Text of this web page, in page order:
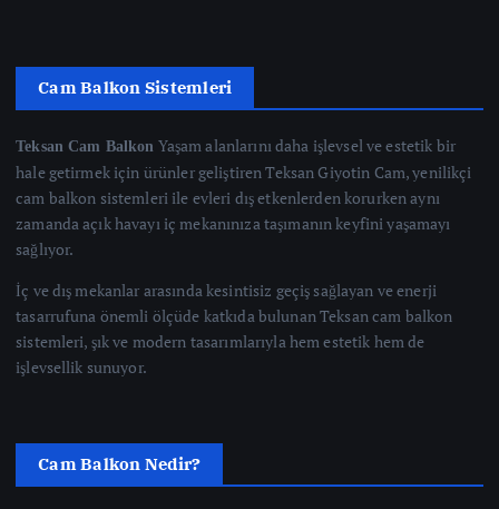
Cam Balkon Sistemleri
Teksan Cam Balkon Yaşam alanlarını daha işlevsel ve estetik bir
hale getirmek için ürünler geliştiren Teksan Giyotin Cam, yenilikçi
cam balkon sistemleri ile evleri dış etkenlerden korurken aynı
zamanda açık havayı iç mekanınıza taşımanın keyfini yaşamayı
sağlıyor.
İç ve dış mekanlar arasında kesintisiz geçiş sağlayan ve enerji
tasarrufuna önemli ölçüde katkıda bulunan Teksan cam balkon
sistemleri, şık ve modern tasarımlarıyla hem estetik hem de
işlevsellik sunuyor.
Cam Balkon Nedir?